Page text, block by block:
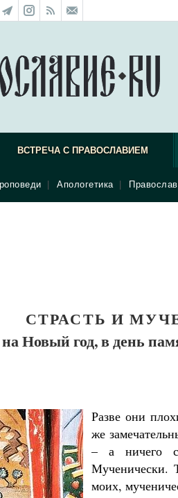
ВСТРЕЧА С ПРАВОСЛАВИЕМ
Апологетика
СТРАСТЬ И
Новый год, в день
Разве они
же
– а ничего
Мученически.
моих,